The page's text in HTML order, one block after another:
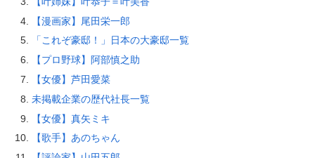
【漫画家】尾田栄一郎
「これぞ豪邸！」日本の大豪邸一覧
【プロ野球】阿部慎之助
【女優】芦田愛菜
未掲載企業の歴代社長一覧
【女優】真矢ミキ
【歌手】あのちゃん